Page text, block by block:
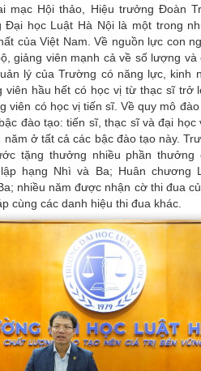
mạc Hội thảo, Hiệu trưởng Đoàn
Đại học Luật Hà Nội là một trong
của Việt Nam. Về nguồn lực con
giảng viên mạnh cả về số lượng
lý của Trường có năng lực, kinh
viên hầu hết có học vị từ thạc sĩ trở
viên có học vị tiến sĩ. Về quy mô
đào tạo: tiến sĩ, thạc sĩ và đại học
năm ở tất cả các bậc đào tạo này.
tặng thưởng nhiều phần thưởng
hạng Nhì và Ba; Huân chương
nhiều năm được nhận cờ thi đua
cùng các danh hiệu thi đua khác.